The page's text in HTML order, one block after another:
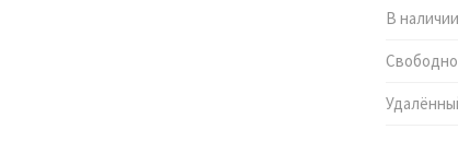
В наличии
Свободно